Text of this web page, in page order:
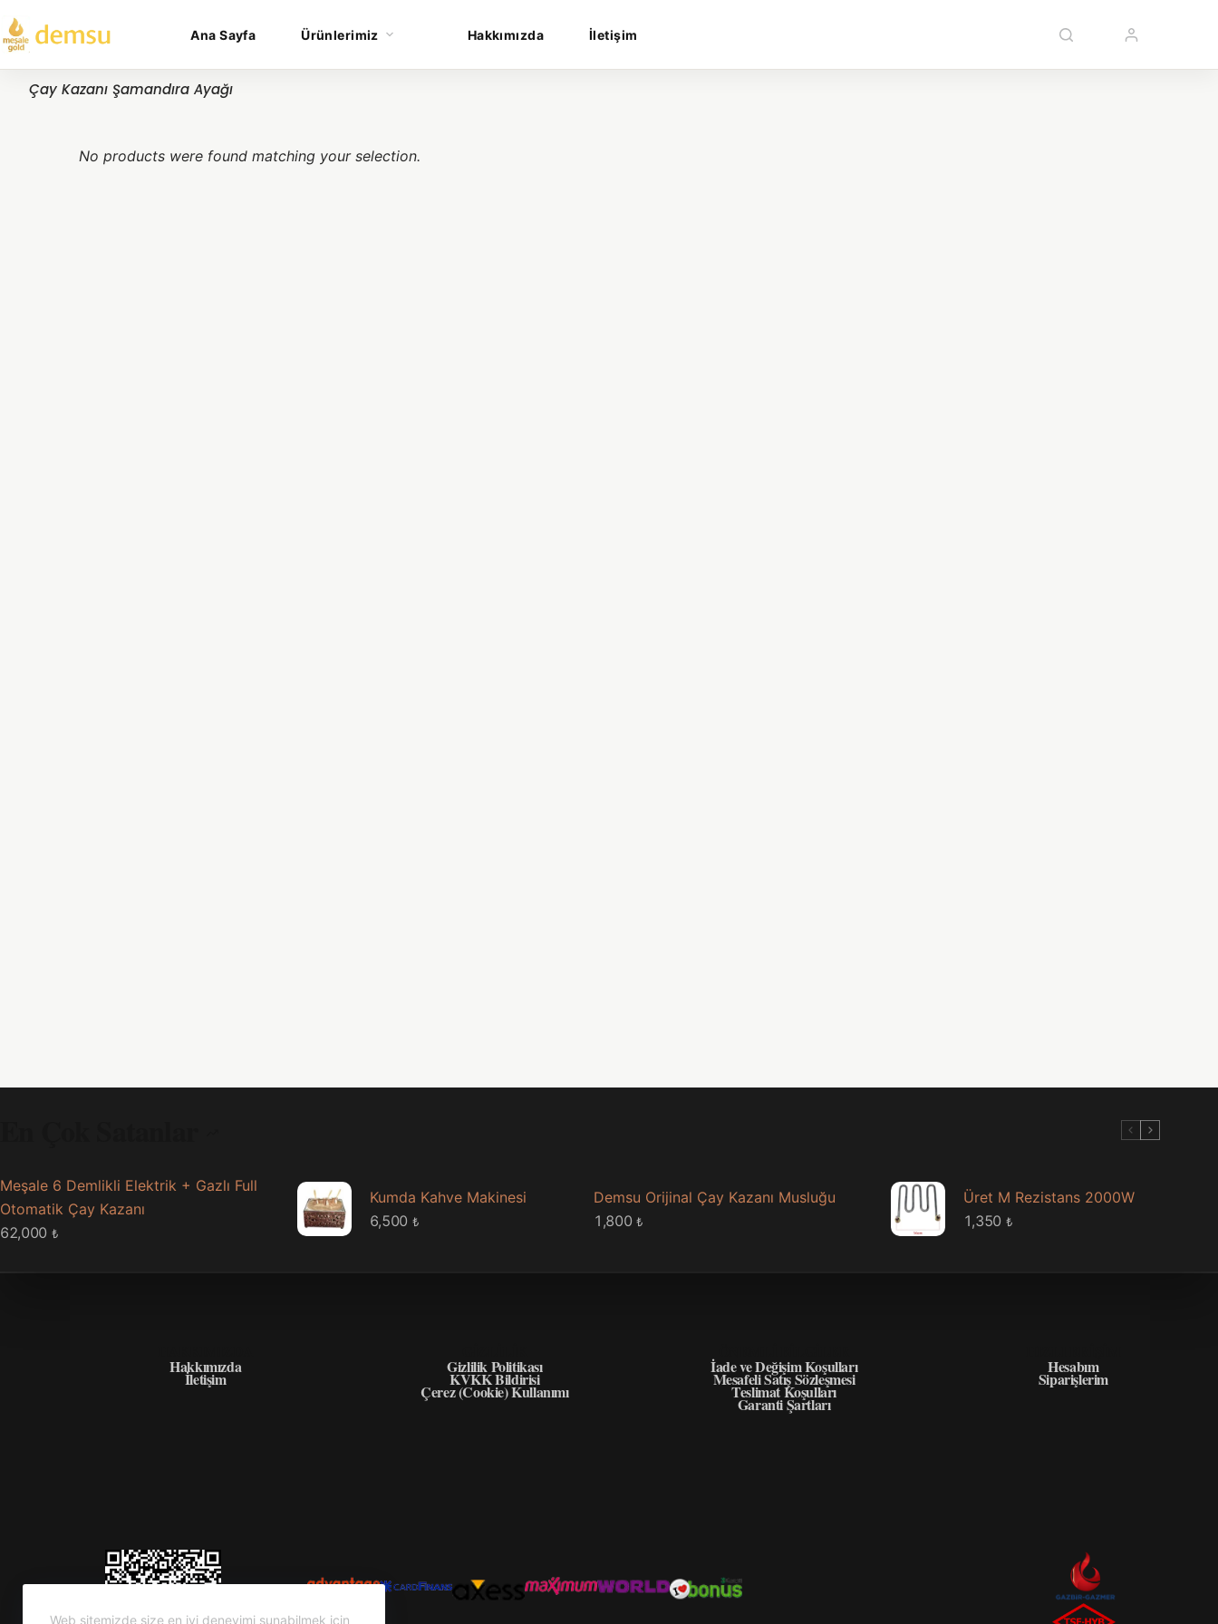
Web sitemizde size en iyi deneyimi sunabilmek için
Ana Sayfa Ürünlerimiz Hakkımızda İletişim
Çay Kazanı Şamandıra Ayağı
No products were found matching your selection.
Meşale 6 Demlikli Elektrik + Gazlı Full
Otomatik Çay Kazanı
62,000 ₺
Kumda Kahve Makinesi
6,500 ₺
Demsu Orijinal Çay Kazanı Musluğu
1,800₺
Üret M Rezistans 2000W
1,350 ₺
Hakkımızda
İletişim
Gizlilik Politikası
KVKK Bildirisi
Çerez (Cookie) Kullanımı
İade ve Değişim Koşulları
Mesafeli Satış Sözleşmesi
Teslimat Koşulları
Garanti Şartları
Hesabım
Siparişlerim